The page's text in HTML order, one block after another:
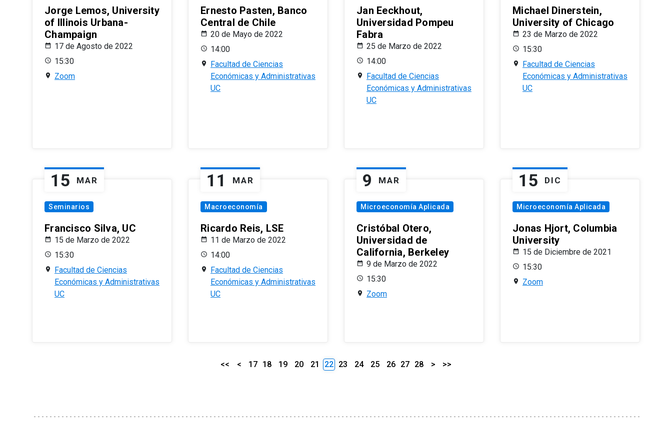
Jorge Lemos, University
of Illinois Urbana-
Champaign
17 de Agosto de 2022
15:30
Zoom
Ernesto Pasten, Banco
Central de Chile
20 de Mayo de 2022
14:00
Facultad de Ciencias
Económicas y Administrativas
UC
Jan Eeckhout,
Universidad Pompeu
Fabra
25 de Marzo de 2022
14:00
Facultad de Ciencias
Económicas y Administrativas
UC
Michael Dinerstein,
University of Chicago
23 de Marzo de 2022
15:30
Facultad de Ciencias
Económicas y Administrativas
UC
15 MAR
Seminarios
Francisco Silva, UC
15 de Marzo de 2022
15:30
Facultad de Ciencias
Económicas y Administrativas
UC
11 MAR
Macroeconomía
Ricardo Reis, LSE
11 de Marzo de 2022
14:00
Facultad de Ciencias
Económicas y Administrativas
UC
9 MAR
Microeconomía Aplicada
Cristóbal Otero,
Universidad de
California, Berkeley
9 de Marzo de 2022
15:30
Zoom
15 DIC
Microeconomía Aplicada
Jonas Hjort, Columbia
University
15 de Diciembre de 2021
15:30
Zoom
<< < 17 18 19 20 21 22 23 24 25 26 27 28 > >>